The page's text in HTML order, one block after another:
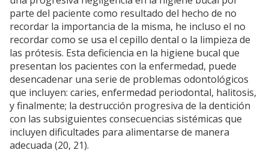
parte del paciente como resultado del hecho de no
recordar la importancia de la misma, he incluso el no
recordar como se usa el cepillo dental o la limpieza de
las prótesis. Esta deficiencia en la higiene bucal que
presentan los pacientes con la enfermedad, puede
desencadenar una serie de problemas odontológicos
que incluyen: caries, enfermedad periodontal, halitosis,
y finalmente; la destrucción progresiva de la dentición
con las subsiguientes consecuencias sistémicas que
incluyen dificultades para alimentarse de manera
adecuada (20, 21).